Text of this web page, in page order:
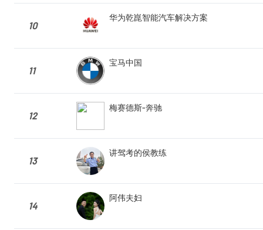
10
华为乾崑智能汽车解决方案
11
宝马中国
12
梅赛德斯-奔驰
13
讲驾考的侯教练
14
阿伟夫妇